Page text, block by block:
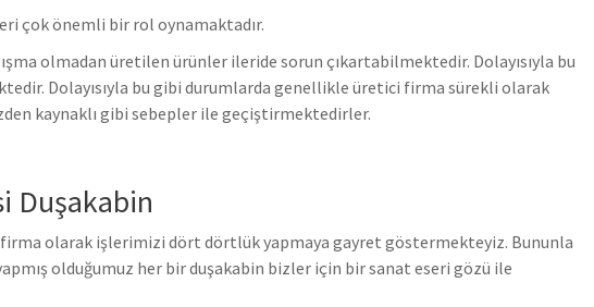
çok önemli bir rol oynamaktadır.
olmadan üretilen ürünler ileride sorun çıkartabilmektedir. Dolayısıyla bu
Dolayısıyla bu gibi durumlarda genellikle üretici firma sürekli olarak
kaynaklı gibi sebepler ile geçiştirmektedirler.
Duşakabin
olarak işlerimizi dört dörtlük yapmaya gayret göstermekteyiz. Bununla
olduğumuz her bir duşakabin bizler için bir sanat eseri gözü ile